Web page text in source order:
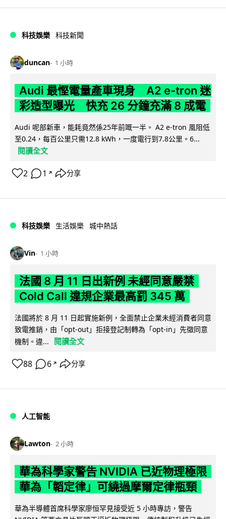
科技娛樂 科技新聞
duncan 1 小時
Audi 最慳電量產車現身 A2 e-tron 迷
彩造型曝光 快充 26 分鐘充滿 8 成電
Audi 呢部新車，能耗竟然係25年前嘅一半。 A2 e-tron 風阻低
至0.24，每百公里只需12.8 kWh，一度電行到7.8公里。6...
閱讀全文
2 1 ↗ 分享
科技娛樂 生活娛樂 城中熱話
Vin 1 小時
法國 8 月 11 日出新例 未經同意嚴禁
Cold Call 違規企業最高罰 345 萬
法國將於 8 月 11 日起實施新例，全面禁止企業未經消費者同意
致電推銷，由「opt-out」拒接登記制轉為「opt-in」先徵同意
機制。違...
閱讀全文
88 6 ↗ 分享
人工智能
Lawton 2 小時
華為科學家警告 NVIDIA 已近物理極限
華為「韜定律」可繞過摩爾定律瓶頸
華為半導體首席科學家廖恒罕見接受近 5 小時專訪，警告